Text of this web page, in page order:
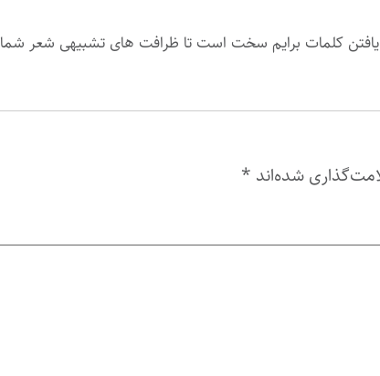
یافتن کلمات برایم سخت است تا ظرافت های تشبیهی شعر شما
شده‌اند *